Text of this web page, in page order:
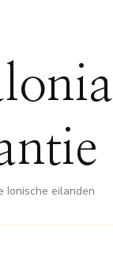
Ionische eilanden